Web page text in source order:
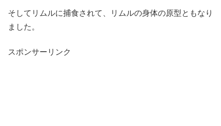
そしてリムルに捕食されて、リムルの身体の原型ともなり
ました。
スポンサーリンク